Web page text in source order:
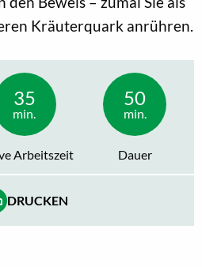
Kräuterquark anrühren.
35
min.
Arbeitszeit
50
min.
Dauer
DRUCKEN